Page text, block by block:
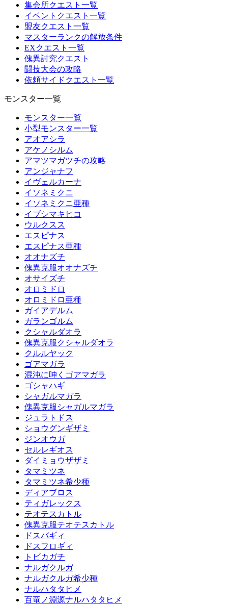
集会所クエスト一覧
イベントクエスト一覧
盟友クエスト一覧
マスターランクの解放条件
EXクエスト一覧
傀異討究クエスト
闘技大会の攻略
依頼サイドクエスト一覧
モンスター一覧
モンスター一覧
小型モンスター一覧
アオアシラ
アケノシルム
アマツマガツチの攻略
アンジャナフ
イヴェルカーナ
イソネミクニ
イソネミクニ亜種
イブシマキヒコ
ウルクスス
エスピナス
エスピナス亜種
オオナズチ
傀異克服オオナズチ
オサイズチ
オロミドロ
オロミドロ亜種
ガイアデルム
ガランゴルム
クシャルダオラ
傀異克服クシャルダオラ
クルルヤック
ゴアマガラ
混沌に呻くゴアマガラ
ゴシャハギ
シャガルマガラ
傀異克服シャガルマガラ
ジュラトドス
ショウグンギザミ
ジンオウガ
セルレギオス
ダイミョウザザミ
タマミツネ
タマミツネ希少種
ディアブロス
ティガレックス
テオテスカトル
傀異克服テオテスカトル
ドスバギィ
ドスフロギィ
トビカガチ
ナルガクルガ
ナルガクルガ希少種
ナルハタタヒメ
百竜ノ淵源ナルハタタヒメ